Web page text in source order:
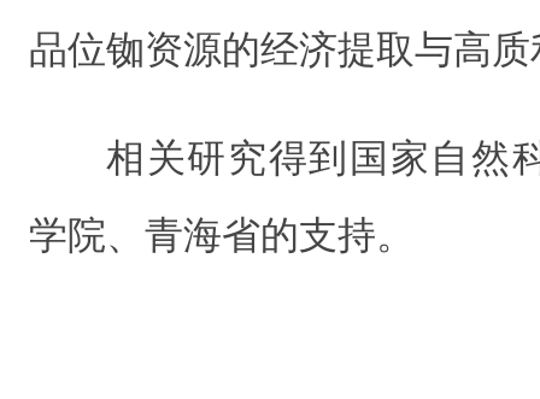
品位铷资源的经济提取与高
相关研究得到国家自然
学院、青海省的支持。